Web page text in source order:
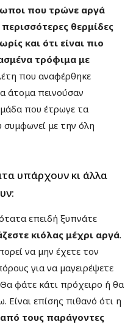
που τρώνε αργά
θερμίδες
και ότι είναι πιο
τρόφιμα με
που αναφέρθηκε
άτομα πεινούσαν
που έτρωγε τα
με την όλη
υπάρχουν κι άλλα
επειδή ξυπνάτε
κιόλας μέχρι αργά.
να μην έχετε τον
για να μαγειρέψετε
Θα φάτε κάτι πρόχειρο ή θα
Είναι επίσης πιθανό ότι η
από τους παράγοντες